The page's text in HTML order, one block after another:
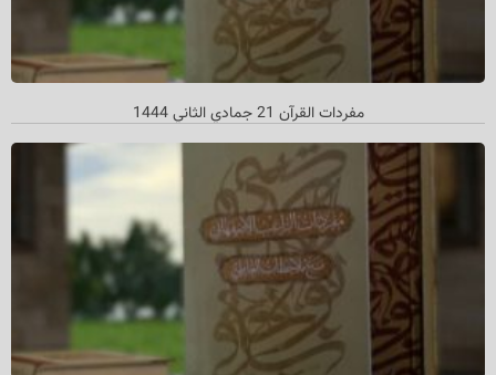
مفردات القرآن 21 جمادي الثاني 1444